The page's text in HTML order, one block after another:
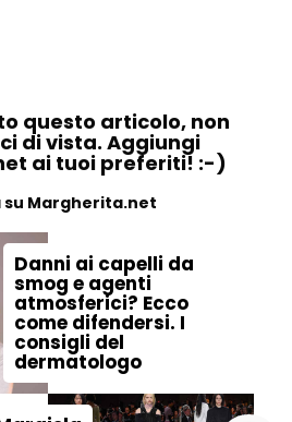
questo articolo, non
di vista. Aggiungi
ai tuoi preferiti! :-)
su Margherita.net
Danni ai capelli da
smog e agenti
atmosferici? Ecco
come difendersi. I
consigli del
dermatologo